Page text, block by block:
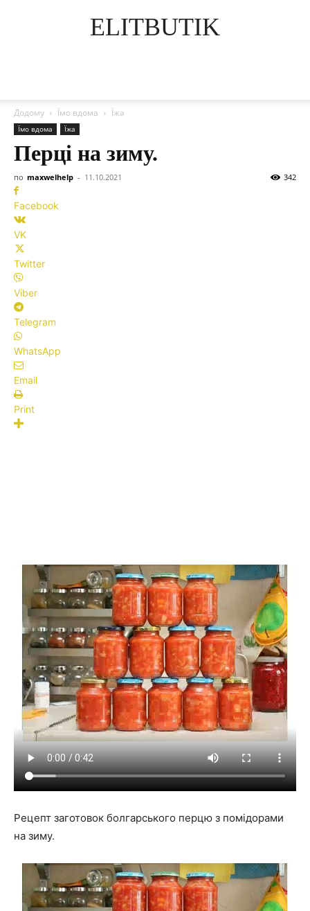
ELITBUTIK
Додому Їмо вдома Їжа
Їмо вдома Їжа
Перці на зиму.
по maxwelhelp - 11.10.2021 342
Facebook
VK
Twitter
Viber
Telegram
WhatsApp
Email
Print
Рецепт заготовок болгарського перцю з помідорами
на зиму.